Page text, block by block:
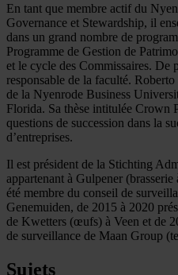
En tant que membre actif du
Governance et Stewardship, il
dans un grand nombre de
Programme de Gestion de
et le cycle des Commissaires. De
responsable de la faculté.
de la Nyenrode Business
Florida. Sa thèse intitulée Crown
questions de succession dans la
d’entreprises.
Il est président de la Stichting
appartenant à Gulpener
été membre du conseil de
Genemuiden, de 2015 à 2020
de Kwetters (œufs) à Veen et de
de surveillance de Maan Group
Sujets